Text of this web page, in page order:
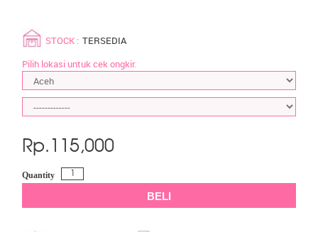
STOCK : TERSEDIA
Pilih lokasi untuk cek ongkir.
Rp. 115,000
Quantity
BELI